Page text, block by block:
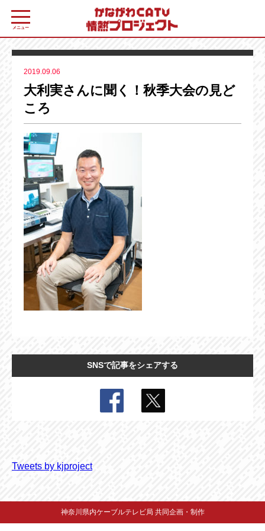
メニュー
2019.09.06
大利実さんに聞く！秋季大会の見ど
ころ
SNSで記事をシェアする
Tweets by kjproject
神奈川県内ケーブルテレビ局 共同企画・制作